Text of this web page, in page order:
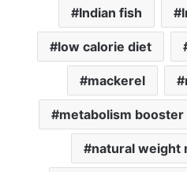
Indian fish
low calorie diet
mackerel
metabolism booster
natural weight